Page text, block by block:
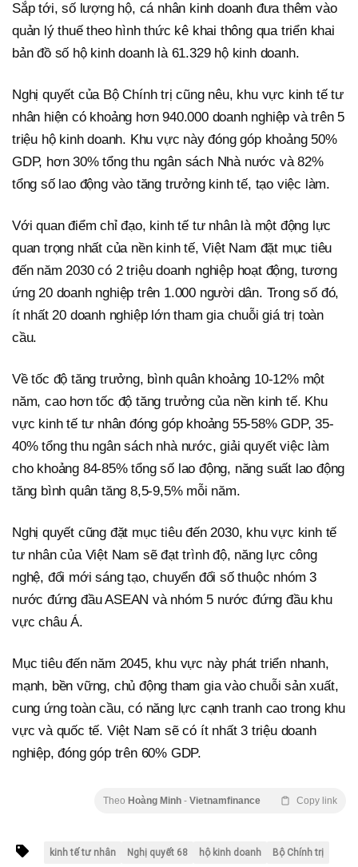
Sắp tới, số lượng hộ, cá nhân kinh doanh đưa thêm vào
quản lý thuế theo hình thức kê khai thông qua triển khai
bản đồ số hộ kinh doanh là 61.329 hộ kinh doanh.
Nghị quyết của Bộ Chính trị cũng nêu, khu vực kinh tế tư
nhân hiện có khoảng hơn 940.000 doanh nghiệp và trên 5
triệu hộ kinh doanh. Khu vực này đóng góp khoảng 50%
GDP, hơn 30% tổng thu ngân sách Nhà nước và 82%
tổng số lao động vào tăng trưởng kinh tế, tạo việc làm.
Với quan điểm chỉ đạo, kinh tế tư nhân là một động lực
quan trọng nhất của nền kinh tế, Việt Nam đặt mục tiêu
đến năm 2030 có 2 triệu doanh nghiệp hoạt động, tương
ứng 20 doanh nghiệp trên 1.000 người dân. Trong số đó,
ít nhất 20 doanh nghiệp lớn tham gia chuỗi giá trị toàn
cầu.
Về tốc độ tăng trưởng, bình quân khoảng 10-12% một
năm, cao hơn tốc độ tăng trưởng của nền kinh tế. Khu
vực kinh tế tư nhân đóng góp khoảng 55-58% GDP, 35-
40% tổng thu ngân sách nhà nước, giải quyết việc làm
cho khoảng 84-85% tổng số lao động, năng suất lao động
tăng bình quân tăng 8,5-9,5% mỗi năm.
Nghị quyết cũng đặt mục tiêu đến 2030, khu vực kinh tế
tư nhân của Việt Nam sẽ đạt trình độ, năng lực công
nghệ, đổi mới sáng tạo, chuyển đổi số thuộc nhóm 3
nước đứng đầu ASEAN và nhóm 5 nước đứng đầu khu
vực châu Á.
Mục tiêu đến năm 2045, khu vực này phát triển nhanh,
mạnh, bền vững, chủ động tham gia vào chuỗi sản xuất,
cung ứng toàn cầu, có năng lực cạnh tranh cao trong khu
vực và quốc tế. Việt Nam sẽ có ít nhất 3 triệu doanh
nghiệp, đóng góp trên 60% GDP.
Theo Hoàng Minh - Vietnamfinance Copy link
kinh tế tư nhân Nghị quyết 68 hộ kinh doanh Bộ Chính trị